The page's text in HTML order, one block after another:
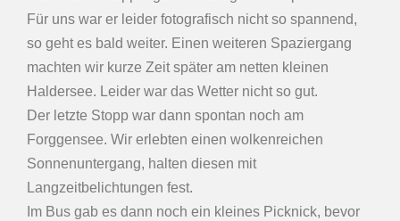
Für uns war er leider fotografisch nicht so spannend,
so geht es bald weiter. Einen weiteren Spaziergang
machten wir kurze Zeit später am netten kleinen
Haldersee. Leider war das Wetter nicht so gut.
Der letzte Stopp war dann spontan noch am
Forggensee. Wir erlebten einen wolkenreichen
Sonnenuntergang, halten diesen mit
Langzeitbelichtungen fest.
Im Bus gab es dann noch ein kleines Picknick, bevor